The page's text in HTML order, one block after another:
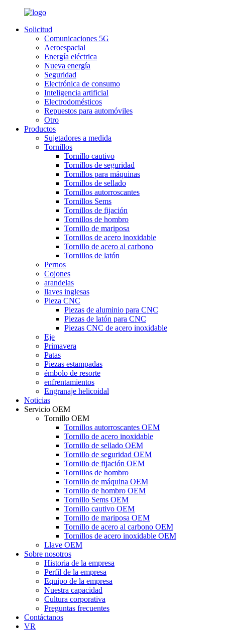
Solicitud
Comunicaciones 5G
Aeroespacial
Energía eléctrica
Nueva energía
Seguridad
Electrónica de consumo
Inteligencia artificial
Electrodomésticos
Repuestos para automóviles
Otro
Productos
Sujetadores a medida
Tornillos
Tornillo cautivo
Tornillos de seguridad
Tornillos para máquinas
Tornillos de sellado
Tornillos autorroscantes
Tornillos Sems
Tornillos de fijación
Tornillos de hombro
Tornillo de mariposa
Tornillos de acero inoxidable
Tornillo de acero al carbono
Tornillos de latón
Pernos
Cojones
arandelas
llaves inglesas
Pieza CNC
Piezas de aluminio para CNC
Piezas de latón para CNC
Piezas CNC de acero inoxidable
Eje
Primavera
Patas
Piezas estampadas
émbolo de resorte
enfrentamientos
Engranaje helicoidal
Noticias
Servicio OEM
Tornillo OEM
Tornillos autorroscantes OEM
Tornillo de acero inoxidable
Tornillo de sellado OEM
Tornillo de seguridad OEM
Tornillo de fijación OEM
Tornillos de hombro
Tornillo de máquina OEM
Tornillo de hombro OEM
Tornillo Sems OEM
Tornillo cautivo OEM
Tornillo de mariposa OEM
Tornillo de acero al carbono OEM
Tornillos de acero inoxidable OEM
Llave OEM
Sobre nosotros
Historia de la empresa
Perfil de la empresa
Equipo de la empresa
Nuestra capacidad
Cultura corporativa
Preguntas frecuentes
Contáctanos
VR